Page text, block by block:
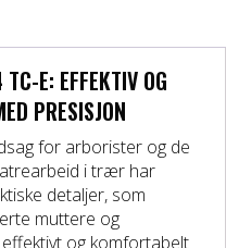
E: EFFEKTIV OG
PRESISJON
for arborister og de
i trær har
detaljer, som
muttere og
og komfortabelt